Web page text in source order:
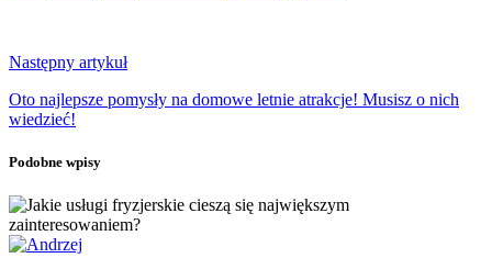
Następny artykuł
Oto najlepsze pomysły na domowe letnie atrakcje! Musisz o nich
wiedzieć!
Podobne wpisy